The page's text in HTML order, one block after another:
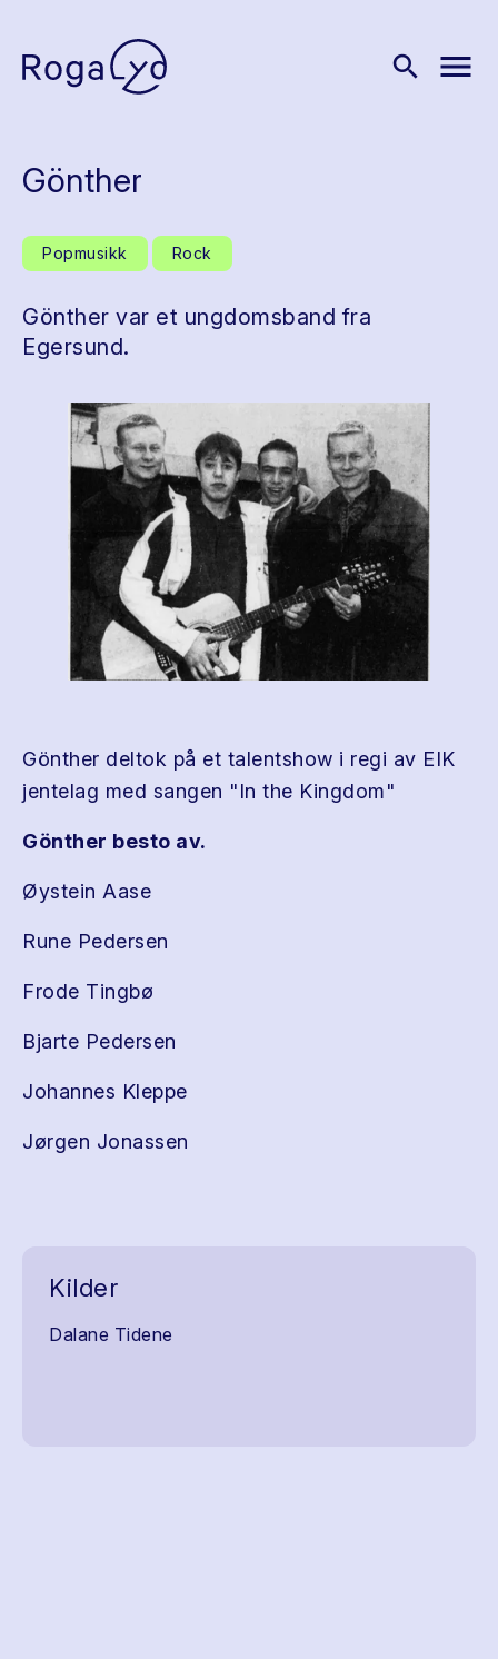
search menu
Gönther
Popmusikk Rock
Gönther var et ungdomsband fra
Egersund.
Gönther deltok på et talentshow i regi av EIK
jentelag med sangen "In the Kingdom"
Gönther besto av.
Øystein Aase
Rune Pedersen
Frode Tingbø
Bjarte Pedersen
Johannes Kleppe
Jørgen Jonassen
Kilder
Dalane Tidene